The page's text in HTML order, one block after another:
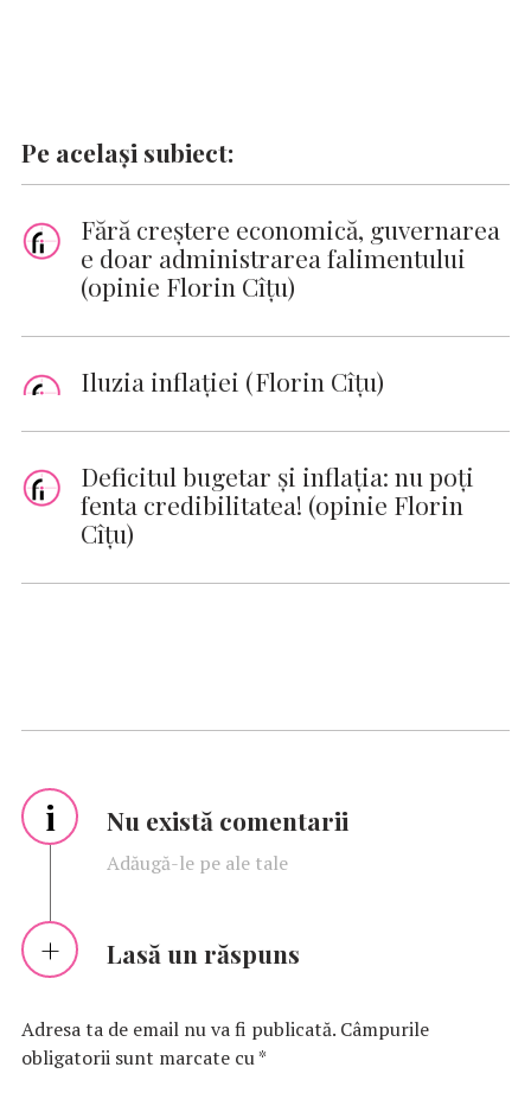
Pe același subiect:
Fără creștere economică, guvernarea
e doar administrarea falimentului
(opinie Florin Cîțu)
Iluzia inflației (Florin Cîţu)
Deficitul bugetar și inflația: nu poți
fenta credibilitatea! (opinie Florin
Cîţu)
i Nu există comentarii
Adăugă-le pe ale tale
Lasă un răspuns
Adresa ta de email nu va fi publicată. Câmpurile
obligatorii sunt marcate cu*